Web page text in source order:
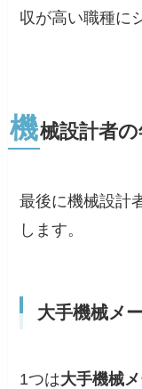
収が高い職種に
機械設計者
最後に機械設計
します。
大手機械メ
1つは大手機械